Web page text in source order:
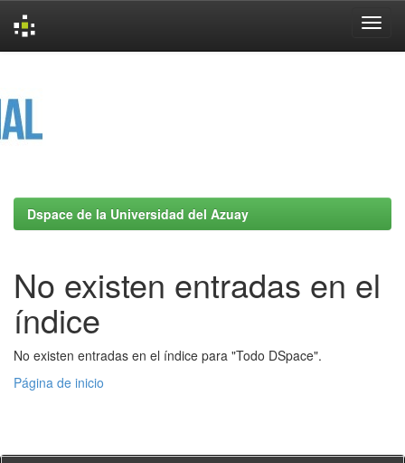
Dspace de la Universidad del Azuay
No existen entradas en el
índice
No existen entradas en el índice para "Todo DSpace".
Página de inicio